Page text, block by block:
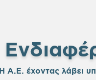
Α.Ε. έχοντας λάβει